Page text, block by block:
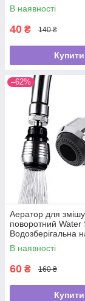
В наявності
40 ₴ 140 ₴
Купити
–62%
Аератор для
поворотний Water
Водозберігальна
кран
В наявності
60 ₴ 160 ₴
Купити